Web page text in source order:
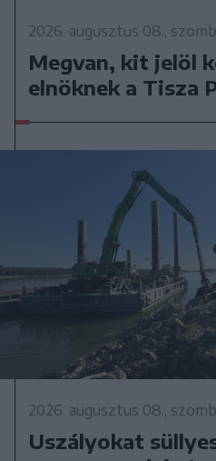
2026. augusztus 08.,
Megvan, kit jelöl
elnöknek a Tisza
2026. augusztus 08.,
Uszályokat